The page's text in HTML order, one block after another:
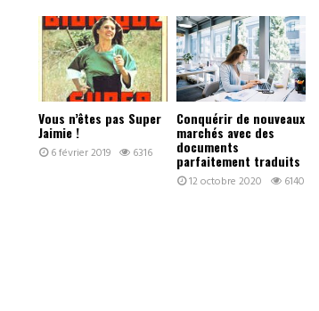
Vous n’êtes pas Super
Jaimie !
6 février 2019 6316
Conquérir de nouveaux
marchés avec des
documents
parfaitement traduits
12 octobre 2020 6140